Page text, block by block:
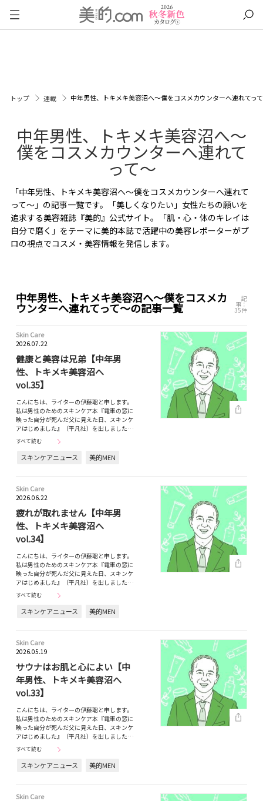
トップ 連載 中年男性、トキメキ美容沼へ〜僕をコスメカウンターへ連れてっ
中年男性、トキメキ美容沼へ〜
僕をコスメカウンターへ連れて
って～
「中年男性、トキメキ美容沼へ〜僕をコスメカウンターへ連れて
って～」の記事一覧です。「美しくなりたい」女性たちの願いを
追求する美容雑誌『美的』公式サイト。「肌・心・体のキレイは
自分で磨く」をテーマに美的本誌で活躍中の美容レポーターがプ
ロの視点でコスメ・美容情報を発信します。
中年男性、トキメキ美容沼へ〜僕をコスメカ
ウンターへ連れてって～の記事一覧
記
事：
35件
Skin Care
2026.07.22
健康と美容は兄弟【中年男
性、トキメキ美容沼へ
vol.35】
こんにちは、ライターの伊藤聡と申します。
私は男性のためのスキンケア本『電車の窓に
映った自分が死んだ父に見えた日、スキンケ
アはじめました』（平凡社）を出しました…
すべて読む
スキンケアニュース 美的MEN
Skin Care
2026.06.22
疲れが取れません【中年男
性、トキメキ美容沼へ
vol.34】
こんにちは、ライターの伊藤聡と申します。
私は男性のためのスキンケア本『電車の窓に
映った自分が死んだ父に見えた日、スキンケ
アはじめました』（平凡社）を出しました…
すべて読む
スキンケアニュース 美的MEN
Skin Care
2026.05.19
サウナはお肌と心によい【中
年男性、トキメキ美容沼へ
vol.33】
こんにちは、ライターの伊藤聡と申します。
私は男性のためのスキンケア本『電車の窓に
映った自分が死んだ父に見えた日、スキンケ
アはじめました』（平凡社）を出しました…
すべて読む
スキンケアニュース 美的MEN
Skin Care